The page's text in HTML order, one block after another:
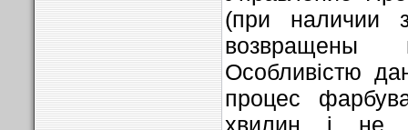
(при наличии
Особливістю
процес
хвилин і не